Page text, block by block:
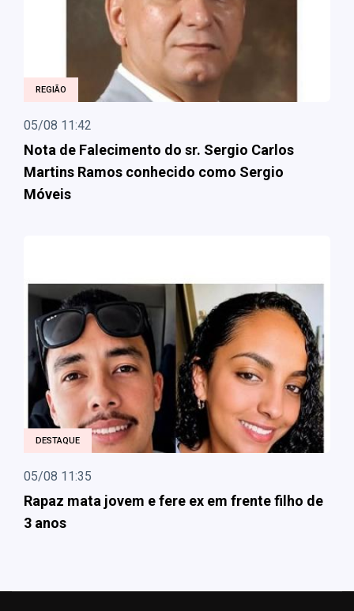
REGIÃO
05/08 11:42
Nota de Falecimento do sr. Sergio Carlos
Martins Ramos conhecido como Sergio
Móveis
DESTAQUE
05/08 11:35
Rapaz mata jovem e fere ex em frente filho de
3 anos